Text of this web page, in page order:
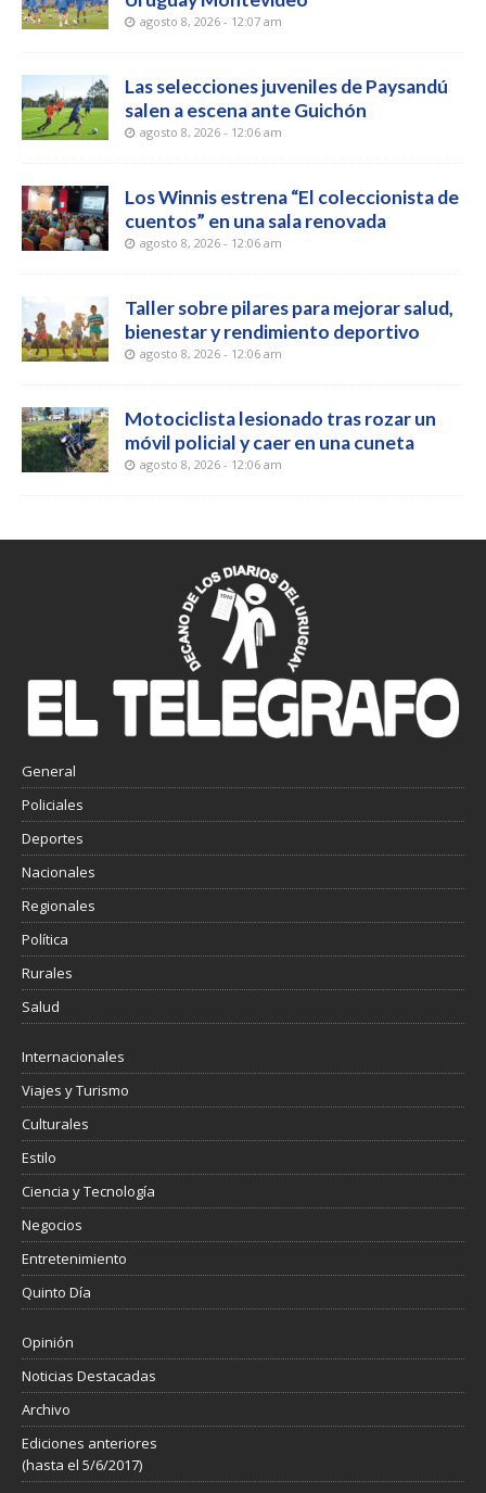
agosto 8, 2026 - 12:07 am
Las selecciones juveniles de Paysandú
salen a escena ante Guichón
agosto 8, 2026 - 12:06 am
Los Winnis estrena “El coleccionista de
cuentos” en una sala renovada
agosto 8, 2026 - 12:06 am
Taller sobre pilares para mejorar salud,
bienestar y rendimiento deportivo
agosto 8, 2026 - 12:06 am
Motociclista lesionado tras rozar un
móvil policial y caer en una cuneta
agosto 8, 2026 - 12:06 am
General
Policiales
Deportes
Nacionales
Regionales
Política
Rurales
Salud
Internacionales
Viajes y Turismo
Culturales
Estilo
Ciencia y Tecnología
Negocios
Entretenimiento
Quinto Día
Opinión
Noticias Destacadas
Archivo
Ediciones anteriores
(hasta el 5/6/2017)